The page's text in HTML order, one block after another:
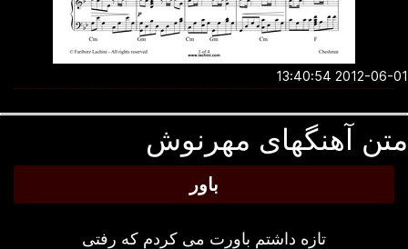
2012-06-01
آهنگهای مهرنوش
باور
تازه داشتم باورت می کردم که رفتی